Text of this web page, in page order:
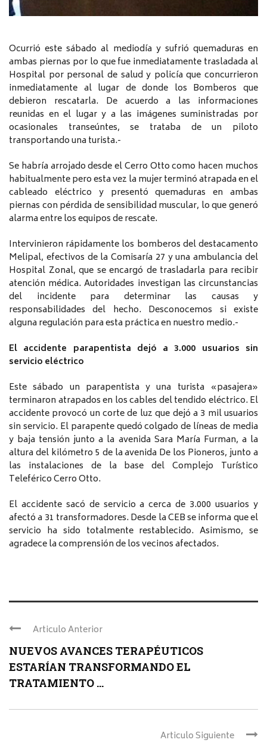
Ocurrió este sábado al mediodía y sufrió quemaduras en
ambas piernas por lo que fue inmediatamente trasladada al
Hospital por personal de salud y policía que concurrieron
inmediatamente al lugar de donde los Bomberos que
debieron rescatarla. De acuerdo a las informaciones
reunidas en el lugar y a las imágenes suministradas por
ocasionales transeúntes, se trataba de un piloto
transportando una turista.-
Se habría arrojado desde el Cerro Otto como hacen muchos
habitualmente pero esta vez la mujer terminó atrapada en el
cableado eléctrico y presentó quemaduras en ambas
piernas con pérdida de sensibilidad muscular, lo que generó
alarma entre los equipos de rescate.
Intervinieron rápidamente los bomberos del destacamento
Melipal, efectivos de la Comisaría 27 y una ambulancia del
Hospital Zonal, que se encargó de trasladarla para recibir
atención médica. Autoridades investigan las circunstancias
del incidente para determinar las causas y
responsabilidades del hecho. Desconocemos si existe
alguna regulación para esta práctica en nuestro medio.-
El accidente parapentista dejó a 3.000 usuarios sin
servicio eléctrico
Este sábado un parapentista y una turista «pasajera»
terminaron atrapados en los cables del tendido eléctrico. El
accidente provocó un corte de luz que dejó a 3 mil usuarios
sin servicio. El parapente quedó colgado de líneas de media
y baja tensión junto a la avenida Sara María Furman, a la
altura del kilómetro 5 de la avenida De los Pioneros, junto a
las instalaciones de la base del Complejo Turístico
Teleférico Cerro Otto.
El accidente sacó de servicio a cerca de 3.000 usuarios y
afectó a 31 transformadores. Desde la CEB se informa que el
servicio ha sido totalmente restablecido. Asimismo, se
agradece la comprensión de los vecinos afectados.
Articulo Anterior
NUEVOS AVANCES TERAPÉUTICOS
ESTARÍAN TRANSFORMANDO EL
TRATAMIENTO ...
Articulo Siguiente